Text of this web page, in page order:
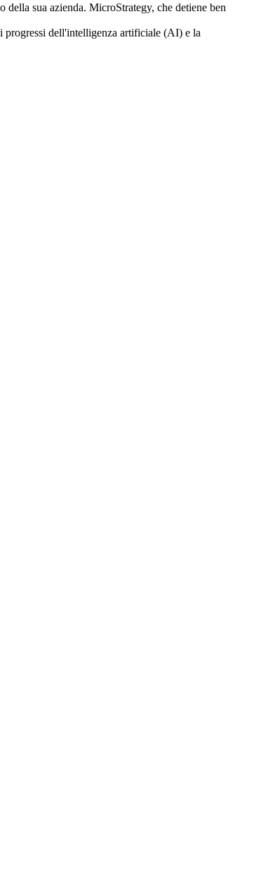
sua azienda. MicroStrategy, che detiene ben
progressi dell'intelligenza artificiale (AI) e la